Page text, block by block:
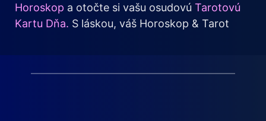
Horoskop a otočte si vašu osudovú Tarotovú
Kartu Dňa. S láskou, váš Horoskop & Tarot